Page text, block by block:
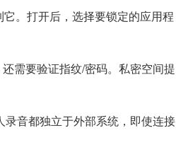
它。打开后，选择要锁定的应用程
需要验证指纹/密码。私密空间提
音都独立于外部系统，即使连接